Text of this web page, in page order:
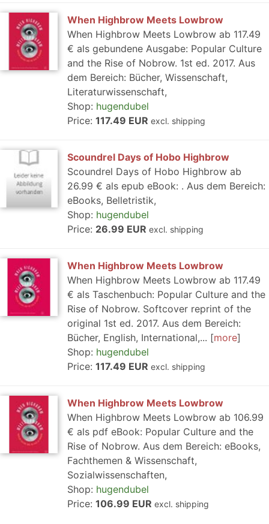
When Highbrow Meets Lowbrow
When Highbrow Meets Lowbrow ab 117.49
€ als gebundene Ausgabe: Popular Culture
and the Rise of Nobrow. 1st ed. 2017. Aus
dem Bereich: Bücher, Wissenschaft,
Literaturwissenschaft,
Shop: hugendubel
Price: 117.49 EUR excl. shipping
Scoundrel Days of Hobo Highbrow
Scoundrel Days of Hobo Highbrow ab
26.99 € als epub eBook: . Aus dem Bereich:
eBooks, Belletristik,
Shop: hugendubel
Price: 26.99 EUR excl. shipping
When Highbrow Meets Lowbrow
When Highbrow Meets Lowbrow ab 117.49
€ als Taschenbuch: Popular Culture and the
Rise of Nobrow. Softcover reprint of the
original 1st ed. 2017. Aus dem Bereich:
Bücher, English, International,...
more
Shop: hugendubel
Price: 117.49 EUR excl. shipping
When Highbrow Meets Lowbrow
When Highbrow Meets Lowbrow ab 106.99
€ als pdf eBook: Popular Culture and the
Rise of Nobrow. Aus dem Bereich: eBooks,
Fachthemen & Wissenschaft,
Sozialwissenschaften,
Shop: hugendubel
Price: 106.99 EUR excl. shipping